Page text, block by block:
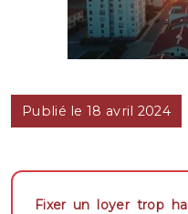
Publié le 18 avril 2024
Fixer un loyer trop